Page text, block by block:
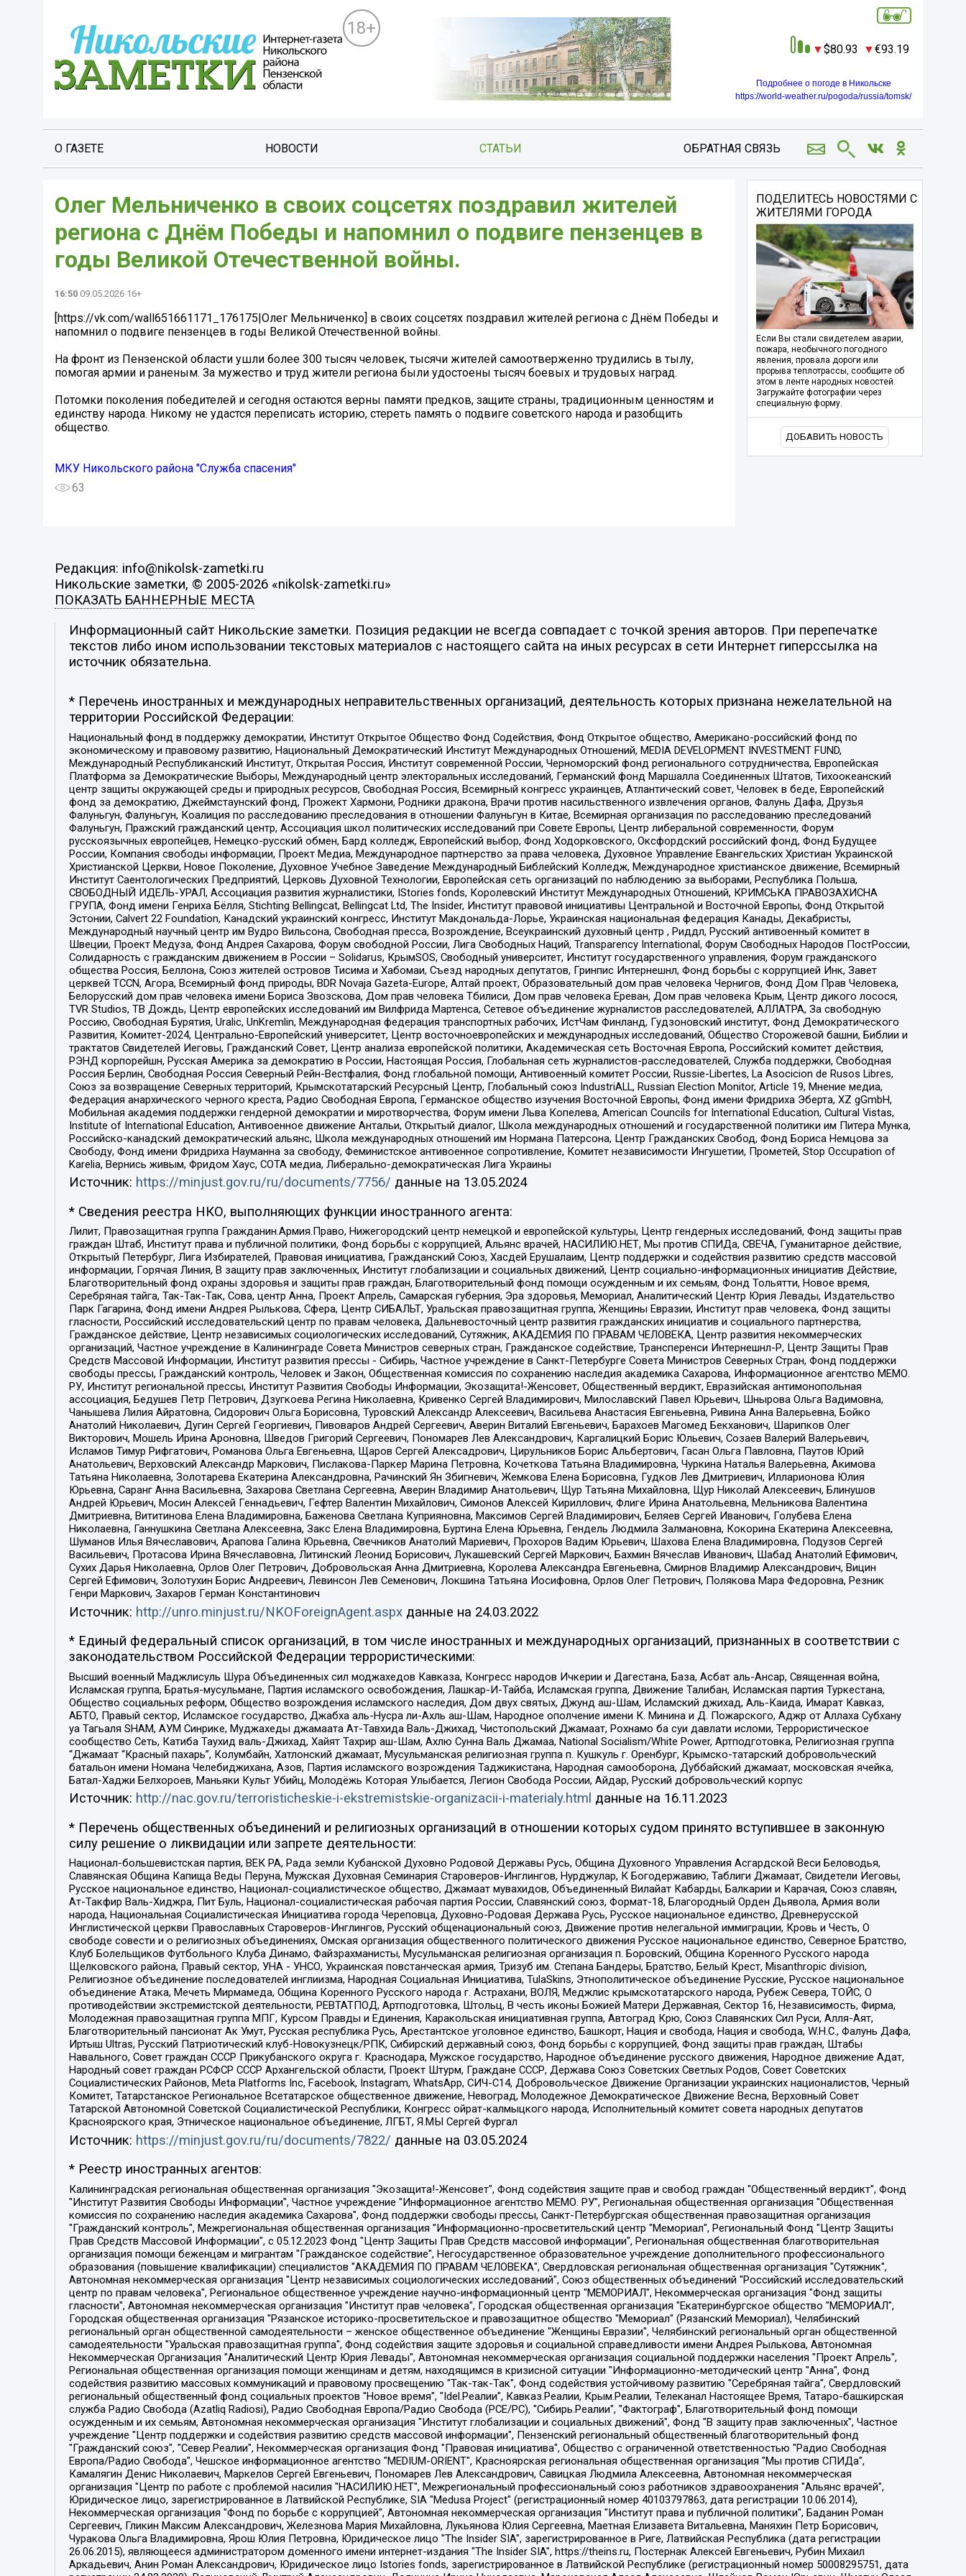
18+
80.93 93.19
Подробнее о погоде в Никольске
https://world-weather.ru/pogoda/russia/tomsk/
О ГАЗЕТЕ НОВОСТИ СТАТЬИ ОБРАТНАЯ СВЯЗЬ
Олег Мельниченко в своих соцсетях поздравил жителей
региона с Днём Победы и напомнил о подвиге пензенцев в
годы Великой Отечественной войны.
16:50 09.05.2026 16+
[https://vk.com/wall651661171_176175|Олег Мельниченко] в своих соцсетях поздравил жителей региона с Днём Победы и
напомнил о подвиге пензенцев в годы Великой Отечественной войны.
На фронт из Пензенской области ушли более 300 тысяч человек, тысячи жителей самоотверженно трудились в тылу,
помогая армии и раненым. За мужество и труд жители региона были удостоены тысяч боевых и трудовых наград.
️Потомки поколения победителей и сегодня остаются верны памяти предков, защите страны, традиционным ценностям и
единству народа. Никому не удастся переписать историю, стереть память о подвиге советского народа и разобщить
общество.
МКУ Никольского района "Служба спасения"
63
ПОДЕЛИТЕСЬ НОВОСТЯМИ С
ЖИТЕЛЯМИ ГОРОДА
Если Вы стали свидетелем аварии,
пожара, необычного погодного
явления, провала дороги или
прорыва теплотрассы, сообщите об
этом в ленте народных новостей.
Загружайте фотографии через
специальную форму.
ДОБАВИТЬ НОВОСТЬ
Редакция: info@nikolsk-zametki.ru
Никольские заметки, © 2005-2026 «nikolsk-zametki.ru»
ПОКАЗАТЬ БАННЕРНЫЕ МЕСТА
Информационный сайт Никольские заметки. Позиция редакции не всегда совпадает с точкой зрения авторов. При перепечатке
текстов либо ином использовании текстовых материалов с настоящего сайта на иных ресурсах в сети Интернет гиперссылка на
источник обязательна.
* Перечень иностранных и международных неправительственных организаций, деятельность которых признана нежелательной на
территории Российской Федерации:
Национальный фонд в поддержку демократии, Институт Открытое Общество Фонд Содействия, Фонд Открытое общество, Американо-российский фонд по
экономическому и правовому развитию, Национальный Демократический Институт Международных Отношений, MEDIA DEVELOPMENT INVESTMENT FUND,
Международный Республиканский Институт, Открытая Россия, Институт современной России, Черноморский фонд регионального сотрудничества, Европейская
Платформа за Демократические Выборы, Международный центр электоральных исследований, Германский фонд Маршалла Соединенных Штатов, Тихоокеанский
центр защиты окружающей среды и природных ресурсов, Свободная Россия, Всемирный конгресс украинцев, Атлантический совет, Человек в беде, Европейский
фонд за демократию, Джеймстаунский фонд, Прожект Хармони, Родники дракона, Врачи против насильственного извлечения органов, Фалунь Дафа, Друзья
Фалуньгун, Фалуньгун, Коалиция по расследованию преследования в отношении Фалуньгун в Китае, Всемирная организация по расследованию преследований
Фалуньгун, Пражский гражданский центр, Ассоциация школ политических исследований при Совете Европы, Центр либеральной современности, Форум
русскоязычных европейцев, Немецко-русский обмен, Бард колледж, Европейский выбор, Фонд Ходорковского, Оксфордский российский фонд, Фонд Будущее
России, Компания свободы информации, Проект Медиа, Международное партнерство за права человека, Духовное Управление Евангельских Христиан Украинской
Христианской Церкви, Новое Поколение, Духовное Учебное Заведение Международный Библейский Колледж, Международное христианское движение, Всемирный
Институт Саентологических Предприятий, Церковь Духовной Технологии, Европейская сеть организаций по наблюдению за выборами, Республика Польша,
СВОБОДНЫЙ ИДЕЛЬ-УРАЛ, Ассоциация развития журналистики, IStories fonds, Королевский Институт Международных Отношений, КРИМСЬКА ПРАВОЗАХИСНА
ГРУПА, Фонд имени Генриха Бёлля, Stichting Bellingcat, Bellingcat Ltd, The Insider, Институт правовой инициативы Центральной и Восточной Европы, Фонд Открытой
Эстонии, Calvert 22 Foundation, Канадский украинский конгресс, Институт Макдональда-Лорье, Украинская национальная федерация Канады, Декабристы,
Международный научный центр им Вудро Вильсона, Свободная пресса, Возрождение, Всеукраинский духовный центр , Риддл, Русский антивоенный комитет в
Швеции, Проект Медуза, Фонд Андрея Сахарова, Форум свободной России, Лига Свободных Наций, Transparеncy International, Форум Свободных Народов ПостРоссии,
Солидарность с гражданским движением в России – Solidarus, КрымSOS, Свободный университет, Институт государственного управления, Форум гражданского
общества Россия, Беллона, Союз жителей островов Тисима и Хабомаи, Съезд народных депутатов, Гринпис Интернешнл, Фонд борьбы с коррупцией Инк, Завет
церквей TCCN, Агора, Всемирный фонд природы, BDR Novaja Gazeta-Europe, Алтай проект, Образовательный дом прав человека Чернигов, Фонд Дом Прав Человека,
Белорусский дом прав человека имени Бориса Звозскова, Дом прав человека Тбилиси, Дом прав человека Ереван, Дом прав человека Крым, Центр дикого лосося,
TVR Studios, ТВ Дождь, Центр европейских исследований им Вилфрида Мартенса, Сетевое объединение журналистов расследователей, АЛЛАТРА, За свободную
Россию, Свободная Бурятия, Uralic, UnKremlin, Международная федерация транспортных рабочих, ИстЧам Финланд, Гудзоновский институт, Фонд Демократического
Развития, Комитет-2024, Центрально-Европейский университет, Центр восточноевропейских и международных исследований, Общество Сторожевой башни, Библии и
трактатов Свидетелей Иеговы, Гражданский Совет, Центр анализа европейской политики, Академическая сеть Восточная Европа, Российский комитет действия,
РЭНД корпорейшн, Русская Америка за демократию в России, Настоящая Россия, Глобальная сеть журналистов-расследователей, Служба поддержки, Свободная
Россия Берлин, Свободная Россия Северный Рейн-Вестфалия, Фонд глобальной помощи, Антивоенный комитет России, Russie-Libertes, La Asocicion de Rusos Libres,
Союз за возвращение Северных территорий, Крымскотатарский Ресурсный Центр, Глобальный союз IndustriALL, Russian Election Monitor, Article 19, Мнение медиа,
Федерация анархического черного креста, Радио Свободная Европа, Германское общество изучения Восточной Европы, Фонд имени Фридриха Эберта, XZ gGmbH,
Мобильная академия поддержки гендерной демократии и миротворчества, Форум имени Льва Копелева, American Councils for International Education, Cultural Vistas,
Institute of International Education, Антивоенное движение Антальи, Открытый диалог, Школа международных отношений и государственной политики им Питера Мунка,
Российско-канадский демократический альянс, Школа международных отношений им Нормана Патерсона, Центр Гражданских Свобод, Фонд Бориса Немцова за
Свободу, Фонд имени Фридриха Науманна за свободу, Феминистское антивоенное сопротивление, Комитет независимости Ингушетии, Прометей, Stop Occupation of
Karelia, Вернись живым, Фридом Хаус, СОТА медиа, Либерально-демократическая Лига Украины
Источник: https://minjust.gov.ru/ru/documents/7756/ данные на 13.05.2024
* Сведения реестра НКО, выполняющих функции иностранного агента:
Лилит, Правозащитная группа Гражданин.Армия.Право, Нижегородский центр немецкой и европейской культуры, Центр гендерных исследований, Фонд защиты прав
граждан Штаб, Институт права и публичной политики, Фонд борьбы с коррупцией, Альянс врачей, НАСИЛИЮ.НЕТ, Мы против СПИДа, СВЕЧА, Гуманитарное действие,
Открытый Петербург, Лига Избирателей, Правовая инициатива, Гражданский Союз, Хасдей Ерушалаим, Центр поддержки и содействия развитию средств массовой
информации, Горячая Линия, В защиту прав заключенных, Институт глобализации и социальных движений, Центр социально-информационных инициатив Действие,
Благотворительный фонд охраны здоровья и защиты прав граждан, Благотворительный фонд помощи осужденным и их семьям, Фонд Тольятти, Новое время,
Серебряная тайга, Так-Так-Так, Сова, центр Анна, Проект Апрель, Самарская губерния, Эра здоровья, Мемориал, Аналитический Центр Юрия Левады, Издательство
Парк Гагарина, Фонд имени Андрея Рылькова, Сфера, Центр СИБАЛЬТ, Уральская правозащитная группа, Женщины Евразии, Институт прав человека, Фонд защиты
гласности, Российский исследовательский центр по правам человека, Дальневосточный центр развития гражданских инициатив и социального партнерства,
Гражданское действие, Центр независимых социологических исследований, Сутяжник, АКАДЕМИЯ ПО ПРАВАМ ЧЕЛОВЕКА, Центр развития некоммерческих
организаций, Частное учреждение в Калининграде Совета Министров северных стран, Гражданское содействие, Трансперенси Интернешнл-Р, Центр Защиты Прав
Средств Массовой Информации, Институт развития прессы - Сибирь, Частное учреждение в Санкт-Петербурге Совета Министров Северных Стран, Фонд поддержки
свободы прессы, Гражданский контроль, Человек и Закон, Общественная комиссия по сохранению наследия академика Сахарова, Информационное агентство МЕМО.
РУ, Институт региональной прессы, Институт Развития Свободы Информации, Экозащита!-Женсовет, Общественный вердикт, Евразийская антимонопольная
ассоциация, Бедушев Петр Петрович, Дзугкоева Регина Николаевна, Кривенко Сергей Владимирович, Милославский Павел Юрьевич, Шнырова Ольга Вадимовна,
Чанышева Лилия Айратовна, Сидорович Ольга Борисовна, Туровский Александр Алексеевич, Васильева Анастасия Евгеньевна, Ривина Анна Валерьевна, Бойко
Анатолий Николаевич, Дугин Сергей Георгиевич, Пивоваров Андрей Сергеевич, Аверин Виталий Евгеньевич, Барахоев Магомед Бекханович, Шарипков Олег
Викторович, Мошель Ирина Ароновна, Шведов Григорий Сергеевич, Пономарев Лев Александрович, Каргалицкий Борис Юльевич, Созаев Валерий Валерьевич,
Исламов Тимур Рифгатович, Романова Ольга Евгеньевна, Щаров Сергей Алексадрович, Цирульников Борис Альбертович, Гасан Ольга Павловна, Паутов Юрий
Анатольевич, Верховский Александр Маркович, Пислакова-Паркер Марина Петровна, Кочеткова Татьяна Владимировна, Чуркина Наталья Валерьевна, Акимова
Татьяна Николаевна, Золотарева Екатерина Александровна, Рачинский Ян Збигневич, Жемкова Елена Борисовна, Гудков Лев Дмитриевич, Илларионова Юлия
Юрьевна, Саранг Анна Васильевна, Захарова Светлана Сергеевна, Аверин Владимир Анатольевич, Щур Татьяна Михайловна, Щур Николай Алексеевич, Блинушов
Андрей Юрьевич, Мосин Алексей Геннадьевич, Гефтер Валентин Михайлович, Симонов Алексей Кириллович, Флиге Ирина Анатольевна, Мельникова Валентина
Дмитриевна, Вититинова Елена Владимировна, Баженова Светлана Куприяновна, Максимов Сергей Владимирович, Беляев Сергей Иванович, Голубева Елена
Николаевна, Ганнушкина Светлана Алексеевна, Закс Елена Владимировна, Буртина Елена Юрьевна, Гендель Людмила Залмановна, Кокорина Екатерина Алексеевна,
Шуманов Илья Вячеславович, Арапова Галина Юрьевна, Свечников Анатолий Мариевич, Прохоров Вадим Юрьевич, Шахова Елена Владимировна, Подузов Сергей
Васильевич, Протасова Ирина Вячеславовна, Литинский Леонид Борисович, Лукашевский Сергей Маркович, Бахмин Вячеслав Иванович, Шабад Анатолий Ефимович,
Сухих Дарья Николаевна, Орлов Олег Петрович, Добровольская Анна Дмитриевна, Королева Александра Евгеньевна, Смирнов Владимир Александрович, Вицин
Сергей Ефимович, Золотухин Борис Андреевич, Левинсон Лев Семенович, Локшина Татьяна Иосифовна, Орлов Олег Петрович, Полякова Мара Федоровна, Резник
Генри Маркович, Захаров Герман Константинович
Источник: http://unro.minjust.ru/NKOForeignAgent.aspxданные на 24.03.2022
* Единый федеральный список организаций, в том числе иностранных и международных организаций, признанных в соответствии с
законодательством Российской Федерации террористическими:
Высший военный Маджлисуль Шура Объединенных сил моджахедов Кавказа, Конгресс народов Ичкерии и Дагестана, База, Асбат аль-Ансар, Священная война,
Исламская группа, Братья-мусульмане, Партия исламского освобождения, Лашкар-И-Тайба, Исламская группа, Движение Талибан, Исламская партия Туркестана,
Общество социальных реформ, Общество возрождения исламского наследия, Дом двух святых, Джунд аш-Шам, Исламский джихад, Аль-Каида, Имарат Кавказ,
АБТО, Правый сектор, Исламское государство, Джабха аль-Нусра ли-Ахль аш-Шам, Народное ополчение имени К. Минина и Д. Пожарского, Аджр от Аллаха Субхану
уа Тагьаля SHAM, АУМ Синрике, Муджахеды джамаата Ат-Тавхида Валь-Джихад, Чистопольский Джамаат, Рохнамо ба суи давлати исломи, Террористическое
сообщество Сеть, Катиба Таухид валь-Джихад, Хайят Тахрир аш-Шам, Ахлю Сунна Валь Джамаа, National Socialism/White Power, Артподготовка, Религиозная группа
“Джамаат “Красный пахарь”, Колумбайн, Хатлонский джамаат, Мусульманская религиозная группа п. Кушкуль г. Оренбург, Крымско-татарский добровольческий
батальон имени Номана Челебиджихана, Азов, Партия исламского возрождения Таджикистана, Народная самооборона, Дуббайский джамаат, московская ячейка,
Батал-Хаджи Белхороев, Маньяки Культ Убийц, Молодёжь Которая Улыбается, Легион Свобода России, Айдар, Русский добровольческий корпус
Источник: http://nac.gov.ru/terroristicheskie-i-ekstremistskie-organizacii-i-materialy.html данные на 16.11.2023
* Перечень общественных объединений и религиозных организаций в отношении которых судом принято вступившее в законную
силу решение о ликвидации или запрете деятельности:
Национал-большевистская партия, ВЕК РА, Рада земли Кубанской Духовно Родовой Державы Русь, Община Духовного Управления Асгардской Веси Беловодья,
Славянская Община Капища Веды Перуна, Мужская Духовная Семинария Староверов-Инглингов, Нурджулар, К Богодержавию, Таблиги Джамаат, Свидетели Иеговы,
Русское национальное единство, Национал-социалистическое общество, Джамаат мувахидов, Объединенный Вилайат Кабарды, Балкарии и Карачая, Союз славян,
Ат-Такфир Валь-Хиджра, Пит Буль, Национал-социалистическая рабочая партия России, Славянский союз, Формат-18, Благородный Орден Дьявола, Армия воли
народа, Национальная Социалистическая Инициатива города Череповца, Духовно-Родовая Держава Русь, Русское национальное единство, Древнерусской
Инглистической церкви Православных Староверов-Инглингов, Русский общенациональный союз, Движение против нелегальной иммиграции, Кровь и Честь, О
свободе совести и о религиозных объединениях, Омская организация общественного политического движения Русское национальное единство, Северное Братство,
Клуб Болельщиков Футбольного Клуба Динамо, Файзрахманисты, Мусульманская религиозная организация п. Боровский, Община Коренного Русского народа
Щелковского района, Правый сектор, УНА - УНСО, Украинская повстанческая армия, Тризуб им. Степана Бандеры, Братство, Белый Крест, Misanthropic division,
Религиозное объединение последователей инглиизма, Народная Социальная Инициатива, TulaSkins, Этнополитическое объединение Русские, Русское национальное
объединение Атака, Мечеть Мирмамеда, Община Коренного Русского народа г. Астрахани, ВОЛЯ, Меджлис крымскотатарского народа, Рубеж Севера, ТОЙС, О
противодействии экстремистской деятельности, РЕВТАТПОД, Артподготовка, Штольц, В честь иконы Божией Матери Державная, Сектор 16, Независимость, Фирма,
Молодежная правозащитная группа МПГ, Курсом Правды и Единения, Каракольская инициативная группа, Автоград Крю, Союз Славянских Сил Руси, Алля-Аят,
Благотворительный пансионат Ак Умут, Русская республика Русь, Арестантское уголовное единство, Башкорт, Нация и свобода, Нация и свобода, W.H.С., Фалунь Дафа,
Иртыш Ultras, Русский Патриотический клуб-Новокузнецк/РПК, Сибирский державный союз, Фонд борьбы с коррупцией, Фонд защиты прав граждан, Штабы
Навального, Совет граждан СССР Прикубанского округа г. Краснодара, Мужское государство, Народное объединение русского движения, Народное движение Адат,
Народный совет граждан РСФСР СССР Архангельской области, Проект Штурм, Граждане СССР, Держава Союз Советских Светлых Родов, Совет Советских
Социалистических Районов, Meta Platforms Inc, Facebook, Instagram, WhatsApp, СИЧ-С14, Добровольческое Движение Организации украинских националистов, Черный
Комитет, Татарстанское Региональное Всетатарское общественное движение, Невоград, Молодежное Демократическое Движение Весна, Верховный Совет
Татарской Автономной Советской Социалистической Республики, Конгресс ойрат-калмыцкого народа, Исполнительный комитет совета народных депутатов
Красноярского края, Этническое национальное объединение, ЛГБТ, Я.МЫ Сергей Фургал
Источник: https://minjust.gov.ru/ru/documents/7822/ данные на 03.05.2024
* Реестр иностранных агентов:
Калининградская региональная общественная организация "Экозащита!-Женсовет", Фонд содействия защите прав и свобод граждан "Общественный вердикт", Фонд "Институт Развития Свободы Информации", Частное учреждение "Информационное агентство МЕМО. РУ", Региональная общественная организация "Общественная комиссия по сохранению наследия академика Сахарова", Фонд поддержки свободы прессы, Санкт-Петербургская общественная правозащитная организация "Гражданский контроль", Межрегиональная общественная организация "Информационно-просветительский центр "Мемориал", Региональный Фонд "Центр Защиты Прав Средств Массовой Информации", с 05.12.2023 Фонд "Центр Защиты Прав Средств массовой информации", Региональная общественная благотворительная организация помощи беженцам и мигрантам "Гражданское содействие", Негосударственное образовательное учреждение дополнительного профессионального образования (повышение квалификации) специалистов "АКАДЕМИЯ ПО ПРАВАМ ЧЕЛОВЕКА", Свердловская региональная общественная организация "Сутяжник", Автономная некоммерческая организация "Центр независимых социологических исследований", Союз общественных объединений "Российский исследовательский центр по правам человека", Региональное общественное учреждение научно-информационный центр "МЕМОРИАЛ", Некоммерческая организация "Фонд защиты гласности", Автономная некоммерческая организация "Институт прав человека", Городская общественная организация "Екатеринбургское общество "МЕМОРИАЛ", Городская общественная организация "Рязанское историко-просветительское и правозащитное общество "Мемориал" (Рязанский Мемориал), Челябинский региональный орган общественной самодеятельности – женское общественное объединение "Женщины Евразии", Челябинский региональный орган общественной самодеятельности "Уральская правозащитная группа", Фонд содействия защите здоровья и социальной справедливости имени Андрея Рылькова, Автономная Некоммерческая Организация "Аналитический Центр Юрия Левады", Автономная некоммерческая организация социальной поддержки населения "Проект Апрель", Региональная общественная организация помощи женщинам и детям, находящимся в кризисной ситуации "Информационно-методический центр "Анна", Фонд содействия развитию массовых коммуникаций и правовому просвещению "Так-так-Так", Фонд содействия устойчивому развитию "Серебряная тайга", Свердловский региональный общественный фонд социальных проектов "Новое время", "Idel.Реалии", Кавказ.Реалии, Крым.Реалии, Телеканал Настоящее Время, Татаро-башкирская служба Радио Свобода (Azatliq Radiosi), Радио Свободная Европа/Радио Свобода (PCE/PC), "Сибирь.Реалии", "Фактограф", Благотворительный фонд помощи осужденным и их семьям, Автономная некоммерческая организация "Институт глобализации и социальных движений", Фонд "В защиту прав заключенных", Частное учреждение "Центр поддержки и содействия развитию средств массовой информации", Пензенский региональный общественный благотворительный фонд "Гражданский союз", "Север.Реалии", Некоммерческая организация Фонд "Правовая инициатива", Общество с ограниченной ответственностью "Радио Свободная Европа/Радио Свобода", Чешское информационное агентство "MEDIUM-ORIENT", Красноярская региональная общественная организация "Мы против СПИДа", Камалягин Денис Николаевич, Маркелов Сергей Евгеньевич, Пономарев Лев Александрович, Савицкая Людмила Алексеевна, Автономная некоммерческая организация "Центр по работе с проблемой насилия "НАСИЛИЮ.НЕТ", Межрегиональный профессиональный союз работников здравоохранения "Альянс врачей", Юридическое лицо, зарегистрированное в Латвийской Республике, SIA "Medusa Project" (регистрационный номер 40103797863, дата регистрации 10.06.2014), Некоммерческая организация "Фонд по борьбе с коррупцией", Автономная некоммерческая организация "Институт права и публичной политики", Баданин Роман Сергеевич, Гликин Максим Александрович, Железнова Мария Михайловна, Лукьянова Юлия Сергеевна, Маетная Елизавета Витальевна, Маняхин Петр Борисович, Чуракова Ольга Владимировна, Ярош Юлия Петровна, Юридическое лицо "The Insider SIA", зарегистрированное в Риге, Латвийская Республика (дата регистрации 26.06.2015), являющееся администратором доменного имени интернет-издания "The Insider SIA", https://theins.ru, Постернак Алексей Евгеньевич, Рубин Михаил Аркадьевич, Анин Роман Александрович, Юридическое лицо Istories fonds, зарегистрированное в Латвийской Республике (регистрационный номер 50008295751, дата регистрации 24.02.2020), Великовский Дмитрий Александрович, Долинина Ирина Николаевна, Мароховская Алеся Алексеевна, Шлейнов Роман Юрьевич, Шмагун Олеся Валентиновна, Общество с ограниченной ответственностью "Альтаир 2021", Общество с ограниченной ответственностью "Вега 2021", Общество с ограниченной ответственностью "Главный редактор 2021", Общество с ограниченной ответственностью "Ромашки монолит", Важенков Артем Валерьевич, Ивановская областная общественная организация "Центр гендерных исследований", Гурман Юрий Альбертович, Медиапроект "ОВД-Инфо", Егоров Владимир Владимирович, Жилинский Владимир Александрович, Общество с ограниченной ответственностью "ЗП", Иванова София Юрьевна, Карезина Инна Павловна, Кильтау Екатерина Викторовна, Петров Алексей Викторович, Пискунов Сергей Евгеньевич, Смирнов Сергей Сергеевич, Тихонов Михаил Сергеевич, Общество с ограниченной ответственностью "ЖУРНАЛИСТ-ИНОСТРАННЫЙ АГЕНТ", Арапова Галина Юрьевна, Вольтская Татьяна Анатольевна, Американская компания "Mason G.E.S. Anonymous Foundation" (США), являющаяся владельцем интернет-издания https://mnews.world/, Компания "Stichting Bellingcat", зарегистрированная в Нидерландах (дата регистрации 11.07.2018), Захаров Андрей Вячеславович, Клепиковская Екатерина Дмитриевна, Общество с ограниченной ответственностью "МЕМО", Перл Роман Александрович, Симонов Евгений Алексеевич, Соловьева Елена Анатольевна, Сотников Даниил Владимирович, Сурначева Елизавета Дмитриевна, Автономная некоммерческая организация по защите прав человека и информированию населения "Якутия – Наше Мнение", Общество с ограниченной ответственностью "Москоу диджитал медиа", с 26.01.2023 Общество с ограниченной ответственностью "Чайка Белые сады", Ветошкина Валерия Валерьевна, Заговора Максим Александрович, Межрегиональное общественное движение "Российская ЛГБТ - сеть", Оленичев Максим Владимирович, Павлов Иван Юрьевич, Скворцова Елена Сергеевна, Общество с ограниченной ответственностью "Как бы инагент", Кочетков Игорь Викторович, Общество с ограниченной ответственностью "Честные выборы", Еланчик Олег Александрович, Общество с ограниченной ответственностью "Нобелевский призыв", Гималова Регина Эмилевна, Григорьев Андрей Валерьевич, Григорьева Алина Александровна, Ассоциация по содействию защите прав призывников, альтернативнослужащих и военнослужащих "Правозащитная группа "Гражданин.Армия.Право", Хисамова Регина Фаритовна, Автономная некоммерческая организация по реализации социально-правовых программ "Лилит", Дальневосточное общественное движение "Маяк", Санкт-Петербургская ЛГБТ-инициативная группа "Выход", Инициативная группа ЛГБТ+ "Реверс", Алексеев Андрей Викторович, Бекбулатова Таисия Львовна, Беляев Иван Михайлович, Владыкина Елена Сергеевна, Гельман Марат Александрович, Никульшина Вероника Юрьевна, Толоконникова Надежда Андреевна, Шендерович Виктор Анатольевич, Общество с ограниченной ответственностью "Данное сообщение", Общество с ограниченной ответственностью Издательский дом "Новая глава", Айнбиндер Александра Александровна, Московский комьюнити-центр для ЛГБТ+инициатив, Благотворительный фонд развития филантропии, Deutsche Welle (Германия, Kurt-Schumacher-Strasse 3, 53113 Bonn), Борзунова Мария Михайловна, Воробьев Виктор Викторович, Голубева Анна Львовна, Константинова Алла Михайловна, Малкова Ирина Владимировна, Мурадов Мурад Абдулгалимович, Осетинская Елизавета Николаевна, Понасенков Евгений Николаевич, Ганапольский Матвей Юрьевич, Киселев Евгений Алексеевич, Борухович Ирина Григорьевна, Дремин Иван Тимофеевич, Дубровский Дмитрий Викторович, Красноярская региональная общественная организация поддержки и развития альтернативных образовательных технологий и межкультурных коммуникаций "ИНТЕРРА", Маяковская Екатерина Алексеевна, Фейгин Марк Захарович, Филимонов Андрей Викторович, Дзугкоева Регина Николаевна, Доброхотов Роман Александрович, Дудь Юрий Александрович, Елкин Сергей Владимирович, Кругликов Кирилл Игоревич, Сабунаева Мария Леонидовна, Семенов Алексей Владимирович, Шаинян Карен Багратович, Шульман Екатерина Михайловна, Асафьев Артур Валерьевич, Вахштайн Виктор Семенович, Венедиктов Алексей Алексеевич, Лушникова Екатерина Евгеньевна, Волков Леонид Михайлович, Невзоров Александр Глебович, Пархоменко Сергей Борисович, Сироткин Ярослав Николаевич, Кара-Мурза Владимир Владимирович, Баранова Наталья Владимировна, Гозман Леонид Яковлевич, Кагарлицкий Борис Юльевич, Климарев Михаил Валерьевич, Милов Владимир Станиславович, Автономная некоммерческая организация Краснодарский центр современного искусства "Типография", Моргенштерн Алишер Тагирович, Соболь Любовь Эдуардовна, Общество с ограниченной ответственностью "ЛИЗА НОРМ", Каспаров Гарри Кимович, Ходорковский Михаил Борисович, Общество с ограниченной ответственностью "Апрельские тезисы", Данилович Ирина Брониславовна, Кашин Олег Владимирович, Петров Николай Владимирович, Пивоваров Алексей Владимирович, Соколов Михаил Владимирович, Цветкова Юлия Владимировна, Чичваркин Евгений Александрович, Комитет против пыток/Команда против пыток, Общество с ограниченной ответственностью "Первый научный", Общество с ограниченной ответственностью "Вертолет и ко", Белоцерковская Вероника Борисовна, Кац Максим Евгеньевич, Лазарева Татьяна Юрьевна, Шаведдинов Руслан Табризович, Яшин Илья Валерьевич, Общество с ограниченной ответственностью "Иноагент ААВ", Алешковский Дмитрий Петрович, Альбац Евгения Марковна, Быков Дмитрий Львович, Галямина Юлия Евгеньевна, Лойко Сергей Леонидович, Мартынов Кирилл Константинович, Медведев Сергей Александрович, Крашенинников Федор Геннадиевич, Гордеева Катерина Вл